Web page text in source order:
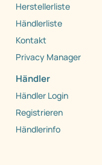
Herstellerliste
Händlerliste
Kontakt
Privacy Manager
Händler
Händler Login
Registrieren
Händlerinfo